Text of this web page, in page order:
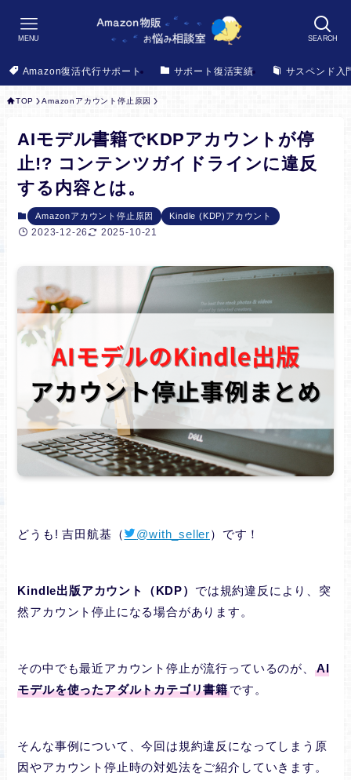
SEARCH
MENU
Amazon復活代行サポート サポート復活実績 サスペンド入
TOP Amazonアカウント停止原因
AIモデル書籍でKDPアカウントが停
止!? コンテンツガイドラインに違反
する内容とは。
Amazonアカウント停止原因 Kindle (KDP)アカウント
2023-12-26 2025-10-21
どうも! 吉田航基（ @with_seller）です！
Kindle出版アカウント（KDP） では規約違反により、突
然アカウント停止になる場合があります。
その中でも最近アカウント停止が流行っているのが、
AI
モデルを使ったアダルトカテゴリ書籍です。
そんな事例について、今回は規約違反になってしまう原
因やアカウント停止時の対処法をご紹介していきます。